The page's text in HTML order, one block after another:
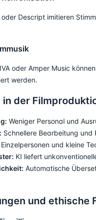
Descript imitieren
oder Amper Music
werden.
der
Weniger Personal und
Schnellere Bearbeitung und
Einzelpersonen und kleine
KI liefert
Automatische
und ethische